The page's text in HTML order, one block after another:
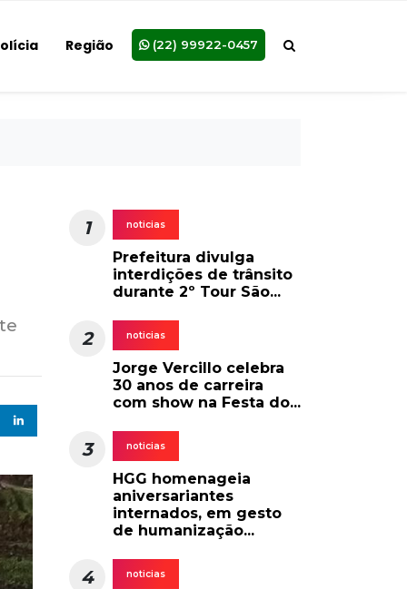
Região (22) 99922-0457
1 noticias
Prefeitura divulga
interdições de trânsito
durante 2º Tour São...
2 noticias
Jorge Vercillo celebra
30 anos de carreira
com show na Festa do...
3 noticias
HGG homenageia
aniversariantes
internados, em gesto
de humanização...
4 noticias